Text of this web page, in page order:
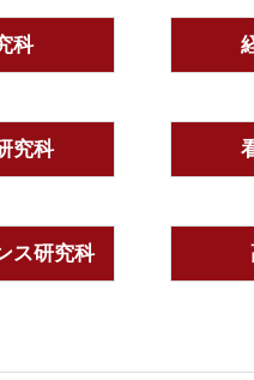
科
究科
ス研究科